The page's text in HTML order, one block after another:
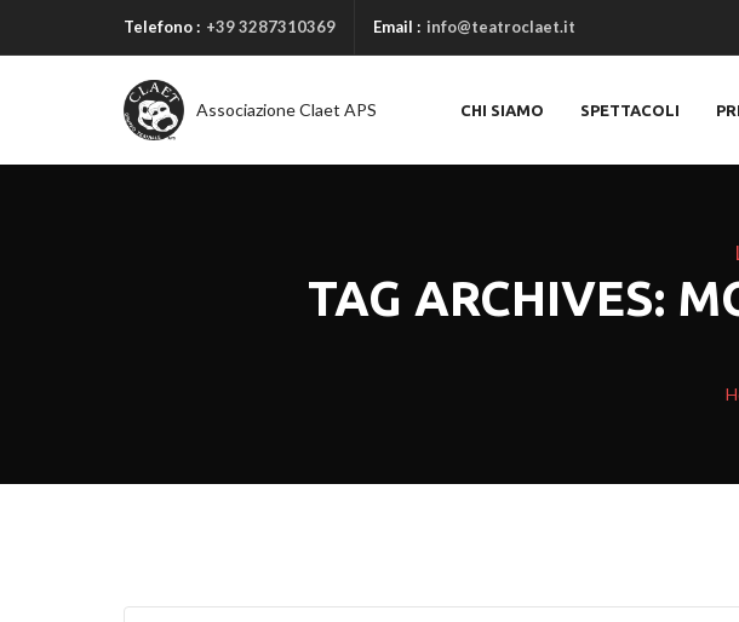
Telefono : +39 3287310369 Email : info@teatroclaet.it
Associazione Claet APS CHI SIAMO SPETTACOLI
TAG ARCHIVES: